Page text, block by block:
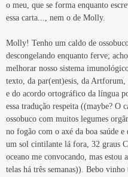
o meu, que se forma enquanto
essa carta..., nem o de Molly.
Molly! Tenho um caldo de
descongelando enquanto ferve;
melhorar nosso sistema
texto, da par(ent)esis, da
e do acordo ortográfico da língua
essa tradução respeita ((maybe? O
ossobuco com muitos legumes
no fogão com o axé da boa saúde
um sol cintilante lá fora, 32 graus
oceano me convocando, mas estou
telas há três semanas)). Bebo